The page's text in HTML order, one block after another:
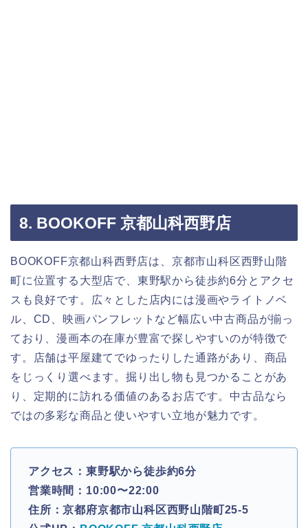
8. BOOKOFF 京都山科西野店
BOOKOFF京都山科西野店は、京都市山科区西野山階
町に位置する大型店で、東野駅から徒歩約6分とアクセ
スも良好です。広々とした店内には漫画やライトノベ
ル、CD、映画パンフレットなど幅広い中古商品が揃っ
ており、漫画本の在庫が豊富で探しやすいのが特徴で
す。店舗は平屋建てでゆったりした通路があり、商品
をじっくり選べます。掘り出し物も見つかることがあ
り、定期的に訪れる価値のあるお店です。中古品なら
ではの多彩な商品と使いやすい立地が魅力です。
アクセス：東野駅から徒歩約6分
営業時間：10:00〜22:00
住所：京都府京都市山科区西野山階町25-5